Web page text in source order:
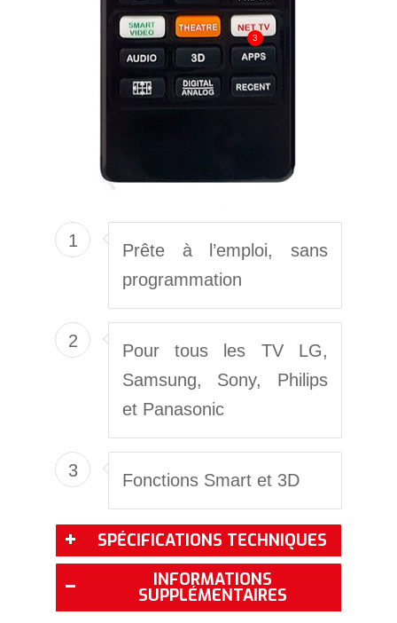
3
1
Prête à l’emploi, sans
programmation
2
Pour tous les TV LG,
Samsung, Sony, Philips
et Panasonic
3 Fonctions Smart et 3D
SPÉCIFICATIONS TECHNIQUES
INFORMATIONS
SUPPLÉMENTAIRES